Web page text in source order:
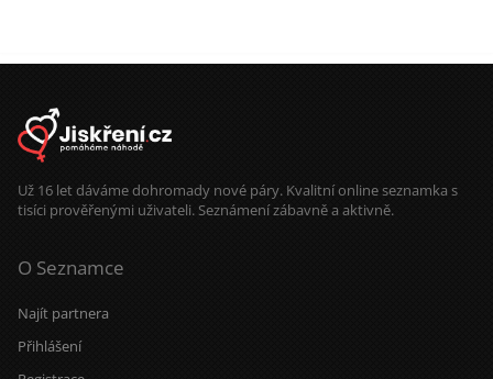
Už 16 let dáváme dohromady nové páry. Kvalitní online seznamka s
tisíci prověřenými uživateli. Seznámení zábavně a aktivně.
O Seznamce
Najít partnera
Přihlášení